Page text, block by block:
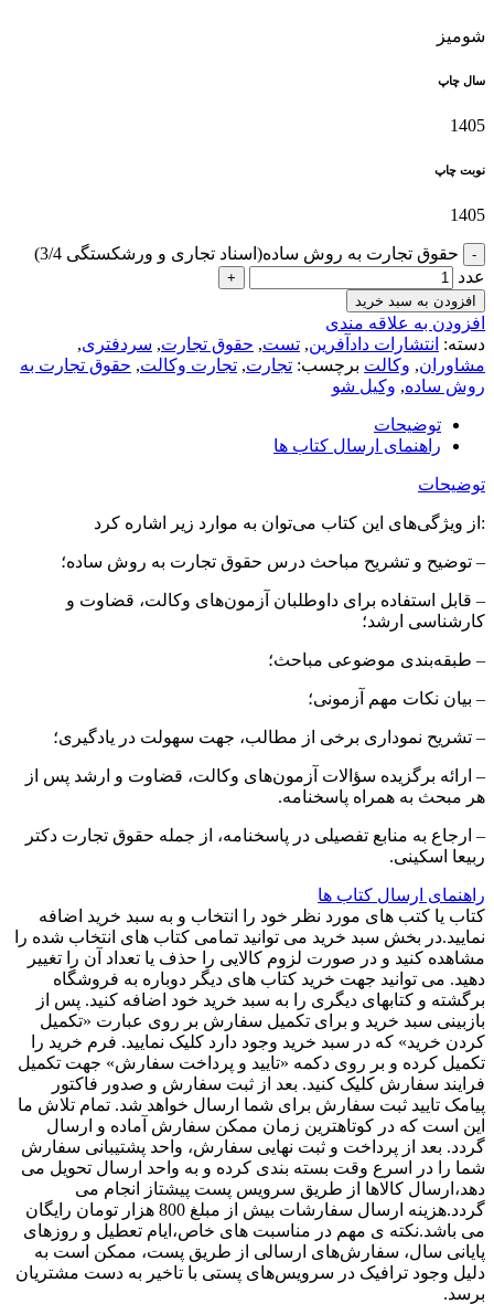
شومیز
سال چاپ
1405
نوبت چاپ
1405
حقوق تجارت به روش ساده(اسناد تجاری و ورشکستگی 3/4)
عدد
افزودن به سبد خرید
افزودن به علاقه مندی
دسته: انتشارات دادآفرین, تست, حقوق تجارت, سردفتری,
مشاوران, وکالت برچسب: تجارت, تجارت وکالت, حقوق تجارت به
روش ساده, وکیل شو
توضیحات
راهنمای ارسال کتاب ها
توضیحات
از ویژگی‌های این کتاب می‌توان به موارد زیر اشاره کرد:
– توضیح و تشریح مباحث درس حقوق تجارت به روش ساده؛
– قابل استفاده برای داوطلبان آزمون‌‌های وکالت، قضاوت و
کارشناسی ارشد؛
– طبقه‌بندی موضوعی مباحث؛
– بیان نکات مهم آزمونی؛
– تشریح نموداری برخی از مطالب، جهت سهولت در یادگیری؛
– ارائه برگزیده سؤالات آزمون‌های وکالت، قضاوت و ارشد پس از
هر مبحث به همراه پاسخنامه.
– ارجاع به منابع تفصیلی در پاسخنامه، از جمله حقوق تجارت دکتر
ربیعا اسکینی.
راهنمای ارسال کتاب ها
کتاب یا کتب های مورد نظر خود را انتخاب و به سبد خرید اضافه
نمایید.در بخش سبد خرید می توانید تمامی کتاب های انتخاب شده را
مشاهده کنید و در صورت لزوم کالایی را حذف یا تعداد آن را تغییر
دهید. می توانید جهت خرید کتاب های دیگر دوباره به فروشگاه
برگشته و کتابهای دیگری را به سبد خرید خود اضافه کنید. پس از
بازبینی سبد خرید و برای تکمیل سفارش بر روی عبارت «تکمیل
کردن خرید» که در سبد خرید وجود دارد کلیک نمایید. فرم خرید را
تکمیل کرده و بر روی دکمه «تایید و پرداخت سفارش» جهت تکمیل
فرایند سفارش کلیک کنید. بعد از ثبت سفارش و صدور فاکتور
پیامک تایید ثبت سفارش برای شما ارسال خواهد شد. تمام تلاش ما
این است که در کوتاهترین زمان ممکن سفارش آماده و ارسال
گردد. بعد از پرداخت و ثبت نهایی سفارش، واحد پشتیبانی سفارش
شما را در اسرع وقت بسته بندی کرده و به واحد ارسال تحویل می
دهد،ارسال کالاها از طریق سرویس پست پیشتاز انجام می
گردد.هزینه ارسال سفارشات بیش از مبلغ 800 هزار تومان رایگان
می باشد.نکته ی مهم در مناسبت‌ های خاص،ایام تعطیل و روزهای
پایانی سال، سفارش‌‏های ارسالی از طریق پست، ممکن است به
دلیل وجود ترافیک در سرویس‌‏های پستی با تاخیر به دست مشتریان
برسد.